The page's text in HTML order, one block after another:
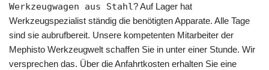
Werkzeugwagen aus Stahl? Auf Lager hat
Werkzeugspezialist ständig die benötigten Apparate. Alle Tage
sind sie aubrufbereit. Unsere kompetenten Mitarbeiter der
Mephisto Werkzeugwelt schaffen Sie in unter einer Stunde. Wir
versprechen das. Über die Anfahrtkosten erhalten Sie eine